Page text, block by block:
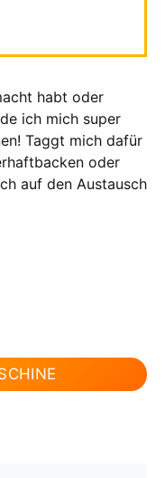
habt oder
ich mich super
Taggt mich dafür
oder
auf den Austausch